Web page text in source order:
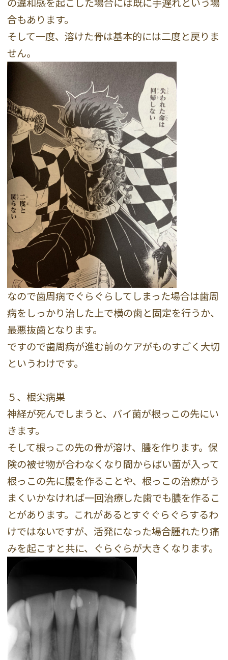
合もあります。
そして一度、溶けた骨は基本的には二度と戻りま
せん。
なので歯周病でぐらぐらしてしまった場合は歯周
病をしっかり治した上で横の歯と固定を行うか、
最悪抜歯となります。
ですので歯周病が進む前のケアがものすごく大切
というわけです。
５、根尖病巣
神経が死んでしまうと、バイ菌が根っこの先にい
きます。
そして根っこの先の骨が溶け、膿を作ります。保
険の被せ物が合わなくなり間からばい菌が入って
根っこの先に膿を作ることや、根っこの治療がう
まくいかなければ一回治療した歯でも膿を作るこ
とがあります。これがあるとすぐぐらぐらするわ
けではないですが、活発になった場合腫れたり痛
みを起こすと共に、ぐらぐらが大きくなります。